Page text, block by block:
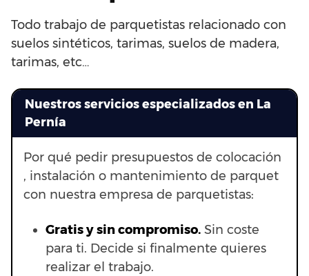
Todo trabajo de parquetistas relacionado con
suelos sintéticos, tarimas, suelos de madera,
tarimas, etc…
Nuestros servicios especializados en La
Pernía
Por qué pedir presupuestos de colocación
, instalación o mantenimiento de parquet
con nuestra empresa de parquetistas:
Gratis y sin compromiso. Sin coste
para ti. Decide si finalmente quieres
realizar el trabajo.